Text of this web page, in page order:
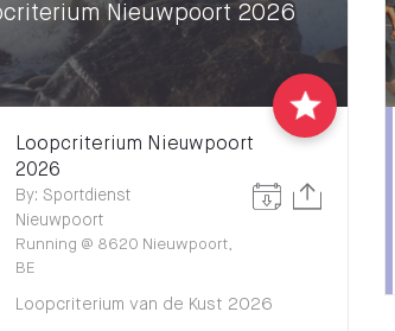
Nieuwpoort 2026
Loopcriterium Nieuwpoort
2026
By: Sportdienst
Nieuwpoort
Running @ 8620 Nieuwpoort,
BE
Loopcriterium van de Kust 2026